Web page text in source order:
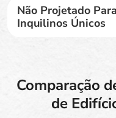
Não Projetado
Inquilinos Únicos
Comparação
de